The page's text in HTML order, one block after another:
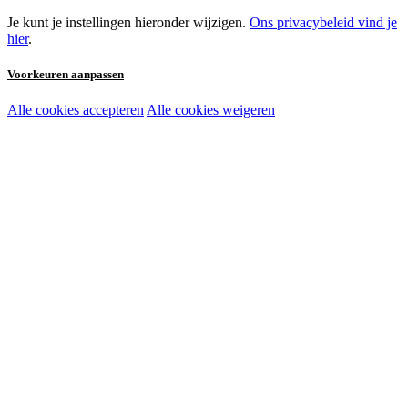
Je kunt je instellingen hieronder wijzigen. Ons privacybeleid vind je
hier.
Voorkeuren aanpassen
Noodzakelijke cookies:
Alle cookies accepteren Alle cookies weigeren